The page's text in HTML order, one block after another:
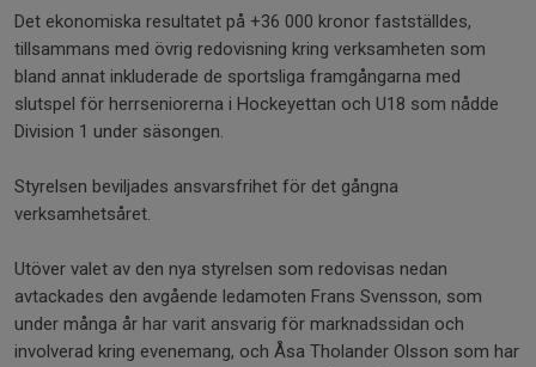
Det ekonomiska resultatet på +36 000 kronor fastställdes,
tillsammans med övrig redovisning kring verksamheten som
bland annat inkluderade de sportsliga framgångarna med
slutspel för herrseniorerna i Hockeyettan och U18 som nådde
Division 1 under säsongen.
Styrelsen beviljades ansvarsfrihet för det gångna
verksamhetsåret.
Utöver valet av den nya styrelsen som redovisas nedan
avtackades den avgående ledamoten Frans Svensson, som
under många år har varit ansvarig för marknadssidan och
involverad kring evenemang, och Åsa Tholander Olsson som har